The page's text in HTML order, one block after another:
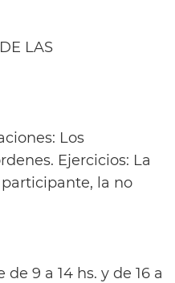
LAS
Los
Ejercicios: La
la no
9 a 14 hs. y de 16 a